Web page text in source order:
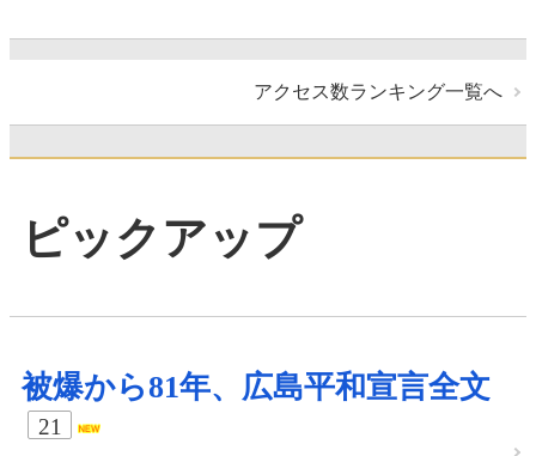
アクセス数ランキング一覧へ
ピックアップ
被爆から81年、広島平和宣言全文
21